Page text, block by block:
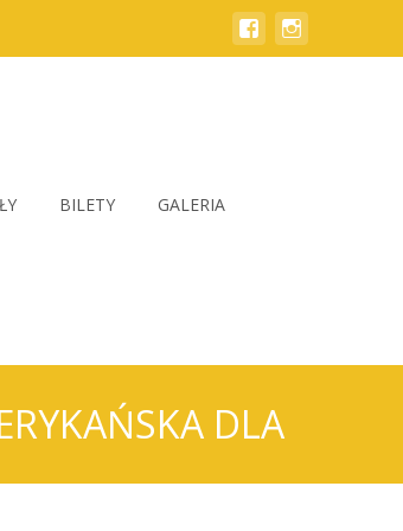
BILETY GALERIA
DLA